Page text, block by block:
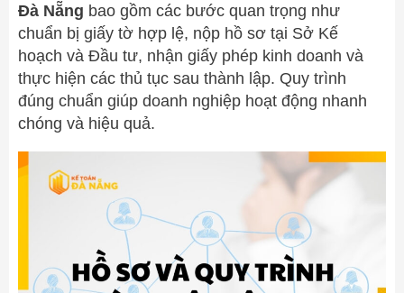
Đà Nẵng bao gồm các bước quan trọng như
chuẩn bị giấy tờ hợp lệ, nộp hồ sơ tại Sở Kế
hoạch và Đầu tư, nhận giấy phép kinh doanh và
thực hiện các thủ tục sau thành lập. Quy trình
đúng chuẩn giúp doanh nghiệp hoạt động nhanh
chóng và hiệu quả.